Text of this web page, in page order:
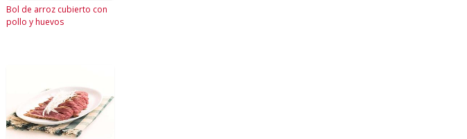
Bol de arroz cubierto con
pollo y huevos